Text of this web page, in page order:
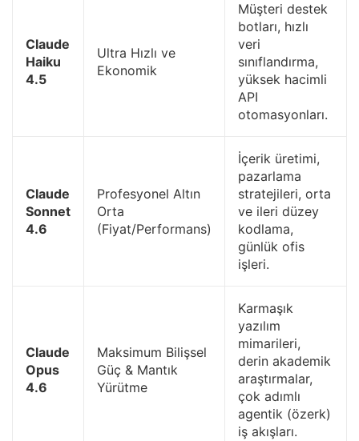
Claude
Haiku
4.5
Ultra Hızlı ve
Ekonomik
Müşteri destek
botları, hızlı
veri
sınıflandırma,
yüksek hacimli
API
otomasyonları.
Claude
Sonnet
4.6
Profesyonel Altın
Orta
(Fiyat/Performans)
İçerik üretimi,
pazarlama
stratejileri, orta
ve ileri düzey
kodlama,
günlük ofis
işleri.
Claude
Opus
4.6
Maksimum Bilişsel
Güç & Mantık
Yürütme
Karmaşık
yazılım
mimarileri,
derin akademik
araştırmalar,
çok adımlı
agentik (özerk)
iş akışları.